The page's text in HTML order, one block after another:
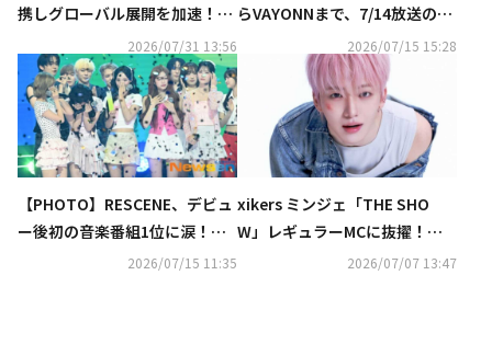
携しグローバル展開を加速！RE
SCENE、デビュー後初の音楽番
組1位獲得を後押し
2026/07/31 13:56
らVAYONNまで、7/14放送の
「THE SHOW」に出演2026/07/15 15:28
【PHOTO】RESCENE、デビュ
ー後初の音楽番組1位に涙！「T
HE SHOW」で先輩KARAに感謝
2026/07/15 11:35
xikers ミンジェ「THE SHO
W」レギュラーMCに抜擢！活
2026/07/07 13:47